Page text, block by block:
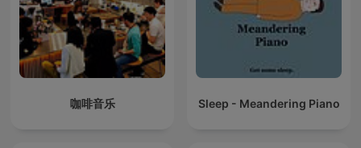
咖啡音乐 Sleep - Meandering Piano